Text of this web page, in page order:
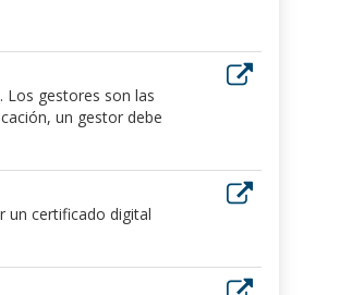
Los gestores son las
un gestor debe
un certificado digital